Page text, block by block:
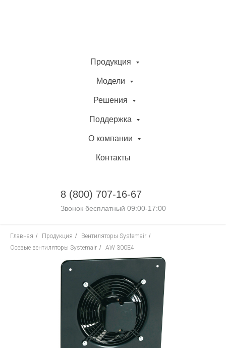
Продукция
Модели
Решения
Поддержка
О компании
Контакты
8 (800) 707-16-67
Звонок бесплатный 09:00-17:00
Главная / Продукция / Вентиляторы Systemair /
Осевые вентиляторы Systemair / AW 300E4